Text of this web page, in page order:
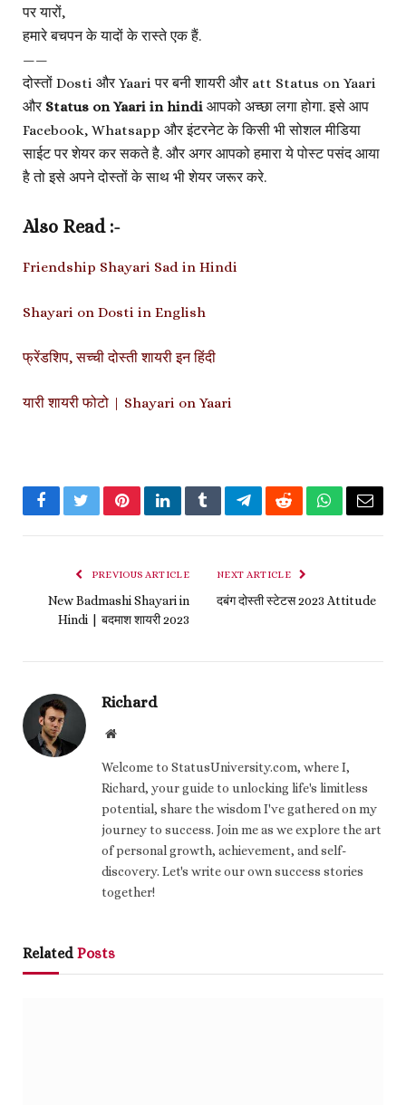
पर यारों,
हमारे बचपन के यादों के रास्ते एक हैं.
——
दोस्तों Dosti और Yaari पर बनी शायरी और att Status on Yaari
औरStatus on Yaari in hindi आपको अच्छा लगा होगा. इसे आप
Facebook, Whatsapp और इंटरनेट के किसी भी सोशल मीडिया
साईट पर शेयर कर सकते है. और अगर आपको हमारा ये पोस्ट पसंद आया
है तो इसे अपने दोस्तों के साथ भी शेयर जरूर करे.
Also Read :-
Friendship Shayari Sad in Hindi
Shayari on Dosti in English
फ्रेंडशिप, सच्ची दोस्ती शायरी इन हिंदी
यारी शायरी फोटो | Shayari on Yaari
FacebookTwitterPinterestLinkedInTumblrTelegramRedditWhatsApp
Email
PREVIOUS ARTICLE
New Badmashi Shayari in
Hindi | बदमाश शायरी 2023
NEXT ARTICLE
दबंग दोस्ती स्टेटस 2023 Attitude
Richard
Website
Welcome to StatusUniversity.com, where I,
Richard, your guide to unlocking life's limitless
potential, share the wisdom I've gathered on my
journey to success. Join me as we explore the art
of personal growth, achievement, and self-
discovery. Let's write our own success stories
together!
Related Posts